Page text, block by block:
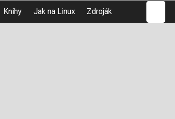
Knihy Jak na Linux Zdroják